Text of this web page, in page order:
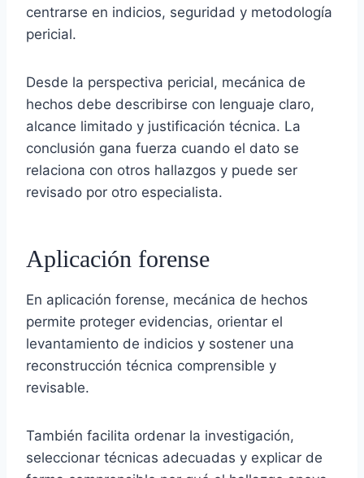
centrarse en indicios, seguridad y metodología
pericial.
Desde la perspectiva pericial, mecánica de
hechos debe describirse con lenguaje claro,
alcance limitado y justificación técnica. La
conclusión gana fuerza cuando el dato se
relaciona con otros hallazgos y puede ser
revisado por otro especialista.
Aplicación forense
En aplicación forense, mecánica de hechos
permite proteger evidencias, orientar el
levantamiento de indicios y sostener una
reconstrucción técnica comprensible y
revisable.
También facilita ordenar la investigación,
seleccionar técnicas adecuadas y explicar de